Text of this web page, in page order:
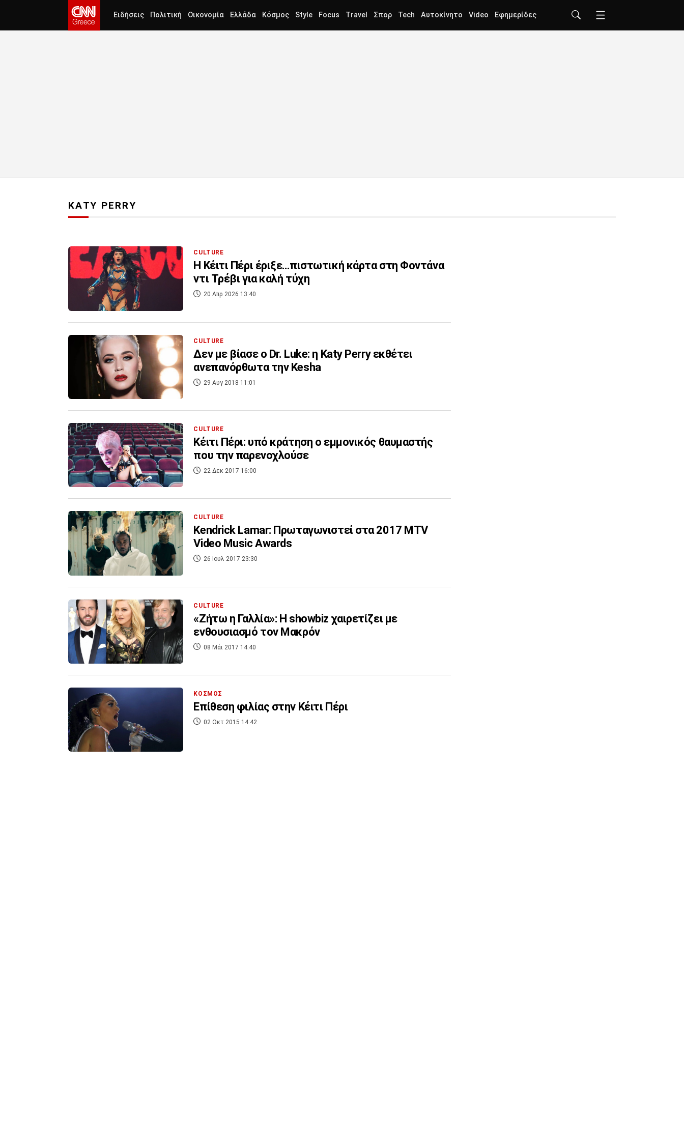
Ειδήσεις Πολιτική Οικονομία Ελλάδα Κόσμος Style Focus Travel Σπορ Tech Αυτοκίνητο Video Εφημερίδες
KATY PERRY
CULTURE
Η Κέιτι Πέρι έριξε…πιστωτική κάρτα στη Φοντάνα
ντι Τρέβι για καλή τύχη
20 Απρ 2026 13:40
CULTURE
Δεν με βίασε ο Dr. Luke: η Katy Perry εκθέτει
ανεπανόρθωτα την Kesha
29 Αυγ 2018 11:01
CULTURE
Κέιτι Πέρι: υπό κράτηση ο εμμονικός θαυμαστής
που την παρενοχλούσε
22 Δεκ 2017 16:00
CULTURE
Kendrick Lamar: Πρωταγωνιστεί στα 2017 MTV
Video Music Awards
26 Ιουλ 2017 23:30
CULTURE
«Ζήτω η Γαλλία»: H showbiz χαιρετίζει με
ενθουσιασμό τον Μακρόν
08 Μάι 2017 14:40
ΚΟΣΜΟΣ
Επίθεση φιλίας στην Κέιτι Πέρι
02 Οκτ 2015 14:42